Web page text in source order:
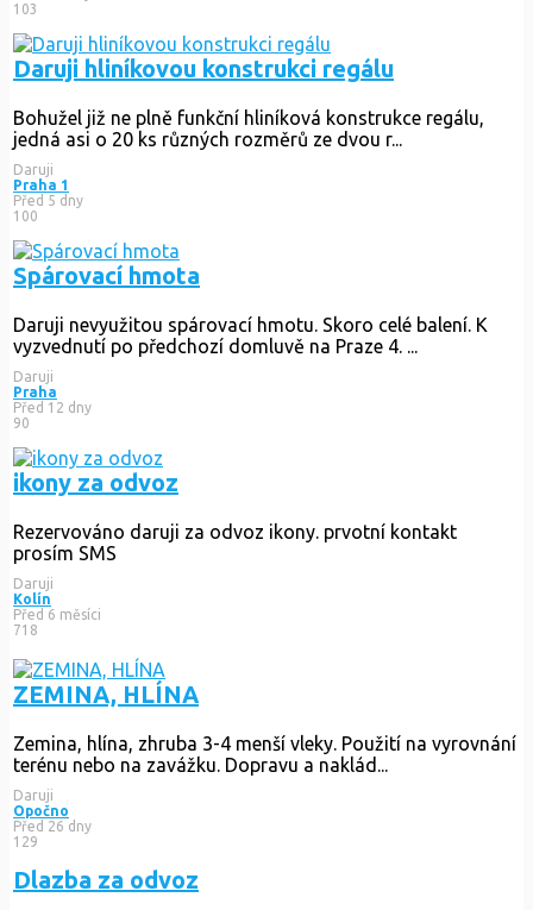
103
Daruji hliníkovou konstrukci regálu
Bohužel již ne plně funkční hliníková konstrukce regálu,
jedná asi o 20 ks různých rozměrů ze dvou r...
Daruji
Praha 1
Před 5 dny
100
Spárovací hmota
Daruji nevyužitou spárovací hmotu. Skoro celé balení. K
vyzvednutí po předchozí domluvě na Praze 4. ...
Daruji
Praha
Před 12 dny
90
ikony za odvoz
Rezervováno daruji za odvoz ikony. prvotní kontakt
prosím SMS
Daruji
Kolín
Před 6 měsíci
718
ZEMINA, HLÍNA
Zemina, hlína, zhruba 3-4 menší vleky. Použití na vyrovnání
terénu nebo na zavážku. Dopravu a naklád...
Daruji
Opočno
Před 26 dny
129
Dlazba za odvoz